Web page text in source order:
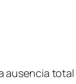
ausencia